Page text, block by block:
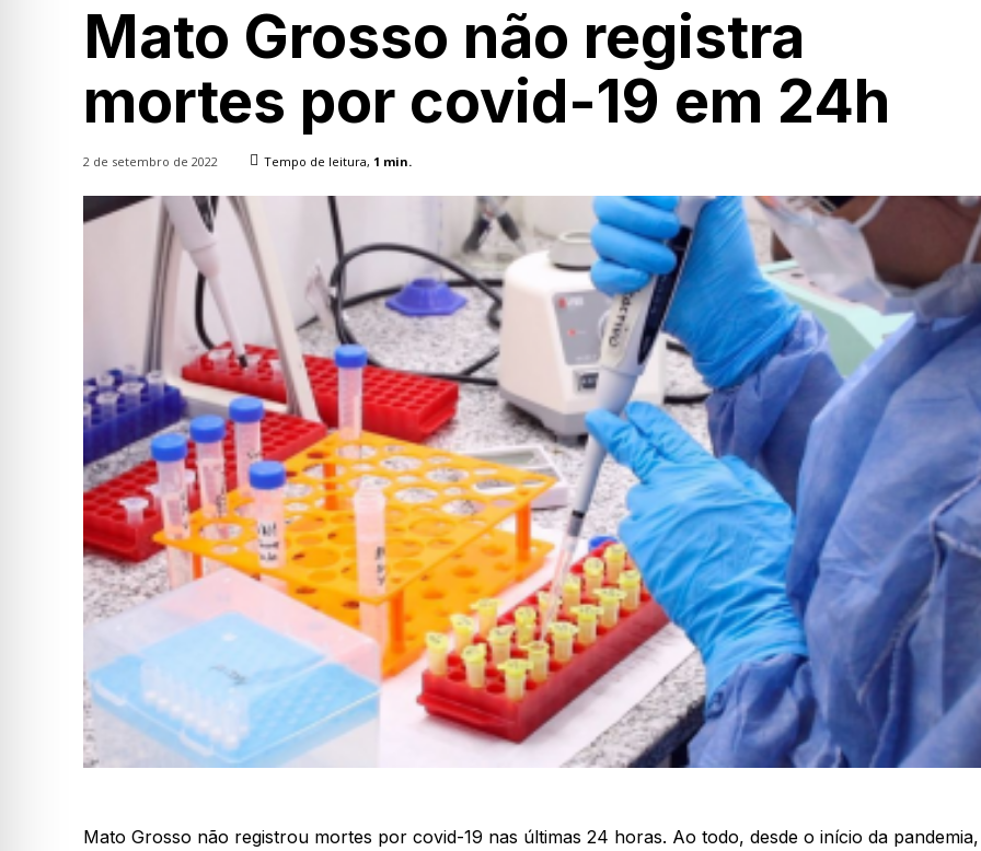
Mato Grosso não registra
mortes por covid-19 em 24h
2 de setembro de 2022 Tempo de leitura, 1 min.
Mato Grosso não registrou mortes por covid-19 nas últimas 24 horas. Ao todo, desde o início da pandemia,